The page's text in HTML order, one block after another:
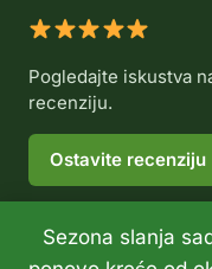
Sezona slanja
Pogledajte iskustva
recenziju.
Ostavite recenziju